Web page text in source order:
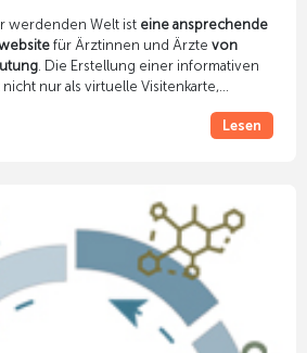
werdenden Welt ist eine ansprechende
für Ärztinnen und Ärzte von
. Die Erstellung einer informativen
nur als virtuelle Visitenkarte,
diese in treue Besucher Ihrer Praxis
Lesen